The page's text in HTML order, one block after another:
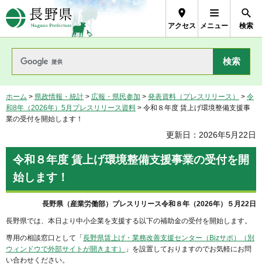
長野県Nagano Prefecture
アクセス メニュー 検索
ホーム > 県政情報・統計 > 広報・県民参加 > 発表資料（プレスリリース） > 令
和8年（2026年）5月プレスリリース資料 > 令和８年度 賃上げ環境整備支援事
業の受付を開始します！
更新日：2026年5月22日
令和８年度 賃上げ環境整備支援事業の受付を開
始します！
長野県（産業労働部）プレスリリース令和８年（2026年）５月22日
長野県では、本日より中小企業を支援する以下の補助金の受付を開始します。
専用の相談窓口として「長野県賃上げ・業務改善支援センター（Bizサポ）（別
ウィンドウで外部サイトが開きます）
」を設置しておりますのでお気軽にお問
い合わせください。